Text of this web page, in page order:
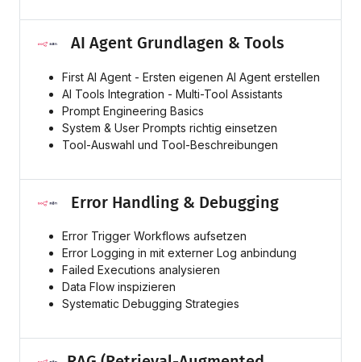
AI Agent Grundlagen & Tools
First AI Agent - Ersten eigenen AI Agent erstellen
AI Tools Integration - Multi-Tool Assistants
Prompt Engineering Basics
System & User Prompts richtig einsetzen
Tool-Auswahl und Tool-Beschreibungen
Error Handling & Debugging
Error Trigger Workflows aufsetzen
Error Logging in mit externer Log anbindung
Failed Executions analysieren
Data Flow inspizieren
Systematic Debugging Strategies